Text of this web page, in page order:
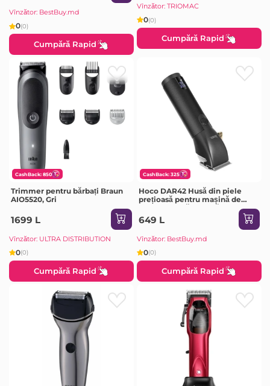
Vînzător: BestBuy.md
0(0)
Cumpără Rapid
Vînzător: TRIOMAC
0(0)
Cumpără Rapid
CashBack: 850
Trimmer pentru bărbați Braun
AIO5520, Gri
1699 L
Vînzător: ULTRA DISTRIBUTION
0(0)
Cumpără Rapid
CashBack: 325
Hoco DAR42 Husă din piele
prețioasă pentru mașină de
649 L
Vînzător: BestBuy.md
0(0)
Cumpără Rapid